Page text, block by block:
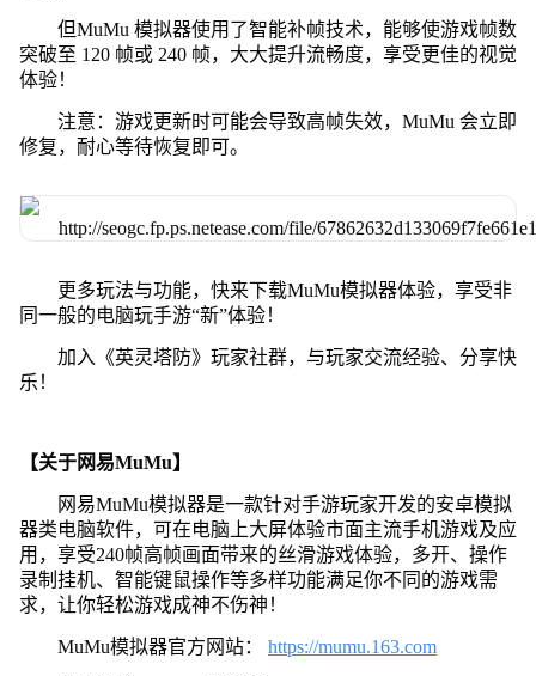
但MuMu 模拟器使用了智能补帧技术，能够使游戏帧数
突破至 120 帧或 240 帧，大大提升流畅度，享受更佳的视觉
体验！
注意：游戏更新时可能会导致高帧失效，MuMu 会立即
修复，耐心等待恢复即可。
更多玩法与功能，快来下载MuMu模拟器体验，享受非
同一般的电脑玩手游“新”体验！
加入《英灵塔防》玩家社群，与玩家交流经验、分享快
乐！
【关于网易MuMu】
网易MuMu模拟器是一款针对手游玩家开发的安卓模拟
器类电脑软件，可在电脑上大屏体验市面主流手机游戏及应
用，享受240帧高帧画面带来的丝滑游戏体验，多开、操作
录制挂机、智能键鼠操作等多样功能满足你不同的游戏需
求，让你轻松游戏成神不伤神！
MuMu模拟器官方网站： https://mumu.163.com